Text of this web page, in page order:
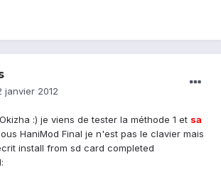
janvier 2012
:) je viens de tester la méthode 1 et sa
HaniMod Final je n'est pas le clavier mais
install from sd card completed